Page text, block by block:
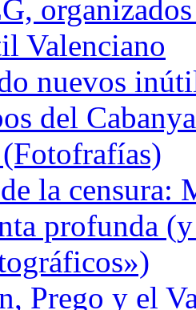
Valenciano
nuevos
del
la
profunda
Prego y el